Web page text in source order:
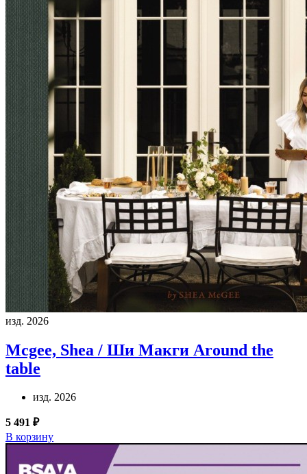
изд. 2026
Mcgee, Shea / Ши Макги Around the
table
изд. 2026
5 491 ₽
В корзину